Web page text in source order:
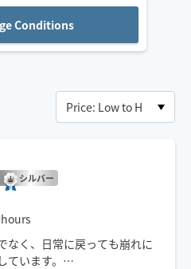
Conditions
シルバー
なく、日常に戻っても崩れに
います。